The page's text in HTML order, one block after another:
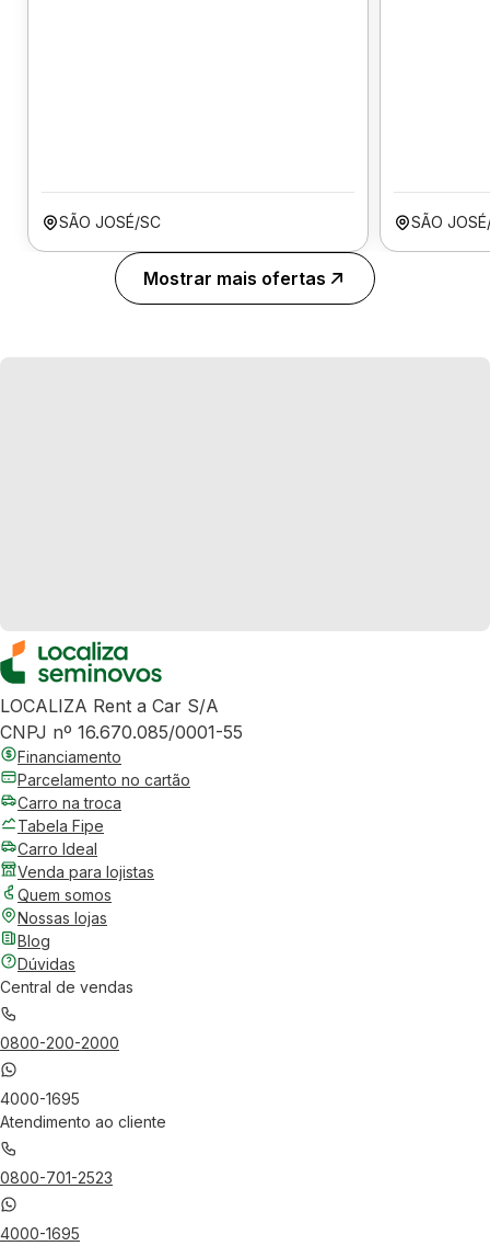
SÃO JOSÉ/SC SÃO
Mostrar mais ofertas
LOCALIZA Rent a Car S/A
CNPJ nº 16.670.085/0001-55
Financiamento
Parcelamento no cartão
Carro na troca
Tabela Fipe
Carro Ideal
Venda para lojistas
Quem somos
Nossas lojas
Blog
Dúvidas
Central de vendas
0800-200-2000
4000-1695
Atendimento ao cliente
0800-701-2523
4000-1695